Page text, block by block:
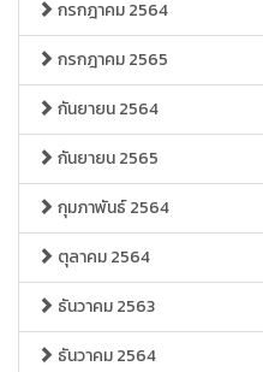
กรกฎาคม 2564
กรกฎาคม 2565
กันยายน 2564
กันยายน 2565
กุมภาพันธ์ 2564
ตุลาคม 2564
ธันวาคม 2563
ธันวาคม 2564